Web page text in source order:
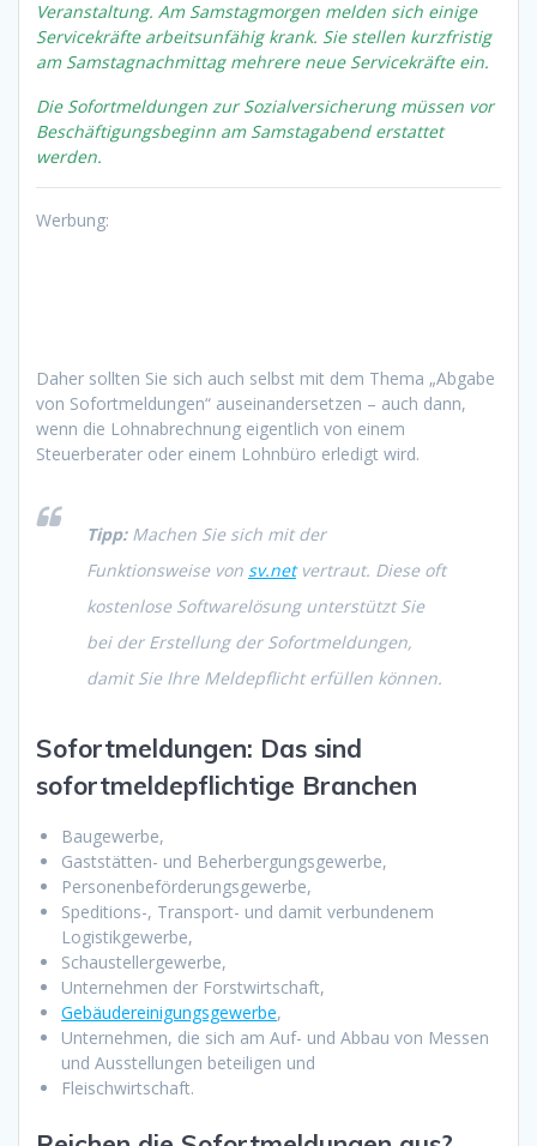
Veranstaltung. Am Samstagmorgen melden sich einige
Servicekräfte arbeitsunfähig krank. Sie stellen kurzfristig
am Samstagnachmittag mehrere neue Servicekräfte ein.
Die Sofortmeldungen zur Sozialversicherung müssen vor
Beschäftigungsbeginn am Samstagabend erstattet
werden.
Werbung:
Daher sollten Sie sich auch selbst mit dem Thema „Abgabe
von Sofortmeldungen“ auseinandersetzen – auch dann,
wenn die Lohnabrechnung eigentlich von einem
Steuerberater oder einem Lohnbüro erledigt wird.
Tipp:Machen Sie sich mit der
Funktionsweise von sv.netvertraut. Diese oft
kostenlose Softwarelösung unterstützt Sie
bei der Erstellung der Sofortmeldungen,
damit Sie Ihre Meldepflicht erfüllen können.
Sofortmeldungen: Das sind
sofortmeldepflichtige Branchen
Baugewerbe,
Gaststätten- und Beherbergungsgewerbe,
Personenbeförderungsgewerbe,
Speditions-, Transport- und damit verbundenem
Logistikgewerbe,
Schaustellergewerbe,
Unternehmen der Forstwirtschaft,
Gebäudereinigungsgewerbe,
Unternehmen, die sich am Auf- und Abbau von Messen
und Ausstellungen beteiligen und
Fleischwirtschaft.